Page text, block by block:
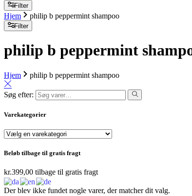
Filter
Hjem philip b peppermint shampoo
Filter
philip b peppermint
Hjem philip b peppermint shampoo
Søg efter:
Varekategorier
Beløb tilbage til gratis fragt
kr.399,00 tilbage til gratis fragt
Der blev ikke fundet nogle varer, der matcher dit valg.